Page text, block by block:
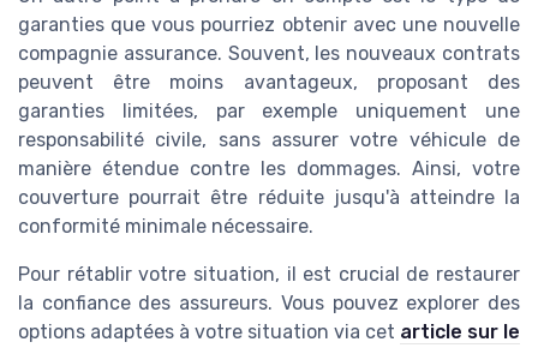
garanties que vous pourriez obtenir avec une nouvelle
compagnie assurance. Souvent, les nouveaux contrats
peuvent être moins avantageux, proposant des
garanties limitées, par exemple uniquement une
responsabilité civile, sans assurer votre véhicule de
manière étendue contre les dommages. Ainsi, votre
couverture pourrait être réduite jusqu'à atteindre la
conformité minimale nécessaire.
Pour rétablir votre situation, il est crucial de restaurer
la confiance des assureurs. Vous pouvez explorer des
options adaptées à votre situation via cet article sur le